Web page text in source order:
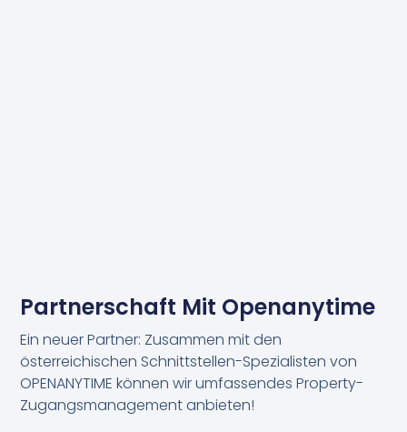
Partnerschaft Mit Openanytime
Ein neuer Partner: Zusammen mit den
österreichischen Schnittstellen-Spezialisten von
OPENANYTIME können wir umfassendes Property-
Zugangsmanagement anbieten!